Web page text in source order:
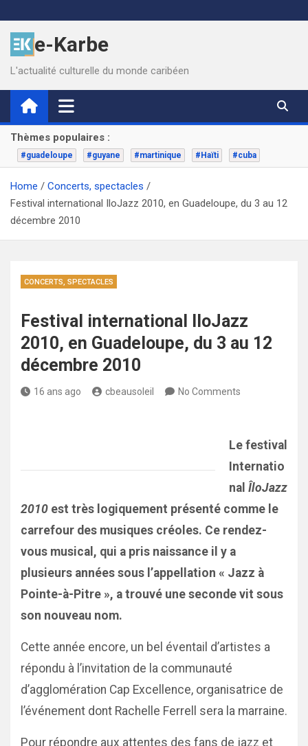
to
contente-Karbe
L'actualité culturelle du monde caribéen
Thèmes populaires :
#guadeloupe #guyane #martinique #Haïti #cuba
Home
Concerts, spectacles
Festival international IloJazz 2010, en Guadeloupe, du 3 au 12
décembre 2010
CONCERTS, SPECTACLES
Festival international IloJazz
2010, en Guadeloupe, du 3 au 12
décembre 2010
16 ans ago cbeausoleil No Comments
Le festival
Internatio
nal ÎloJazz
2010 est très logiquement présenté comme le
carrefour des musiques créoles. Ce rendez-
vous musical, qui a pris naissance il y a
plusieurs années sous l’appellation « Jazz à
Pointe-à-Pitre », a trouvé une seconde vit sous
son nouveau nom.
Cette année encore, un bel éventail d’artistes a
répondu à l’invitation de la communauté
d’agglomération Cap Excellence, organisatrice de
l’événement dont Rachelle Ferrell sera la marraine.
Pour répondre aux attentes des fans de jazz et